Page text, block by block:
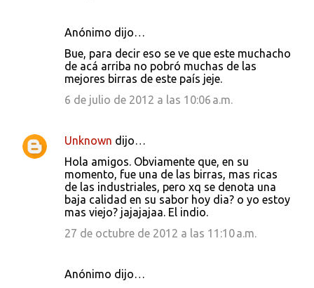
Anónimo dijo…
Bue, para decir eso se ve que este muchacho
de acá arriba no pobró muchas de las
mejores birras de este país jeje.
6 de julio de 2012 a las 10:06 a.m.
Unknown dijo…
Hola amigos. Obviamente que, en su
momento, fue una de las birras, mas ricas
de las industriales, pero xq se denota una
baja calidad en su sabor hoy dia? o yo estoy
mas viejo? jajajajaa. El indio.
27 de octubre de 2012 a las 11:10 a.m.
Anónimo dijo…